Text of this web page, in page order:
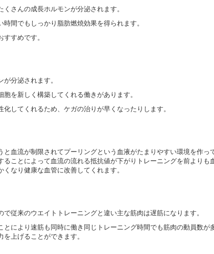
さんの成長ホルモンが分泌されます。
間でもしっかり脂肪燃焼効果を得られます。
すめです。
分泌されます。
を新しく構築してくれる働きがあります。
してくれるため、ケガの治りが早くなったりします。
血流が制限されてプーリングという血液がたまりやすい環境を作っ
ることによって血流の流れる抵抗値が下がりトレーニングを前よりも
なり健康な血管に改善してくれます。
従来のウエイトトレーニングと違い主な筋肉は遅筋になります。
により速筋も同時に働き同じトレーニング時間でも筋肉の動員数が
上げることができます。